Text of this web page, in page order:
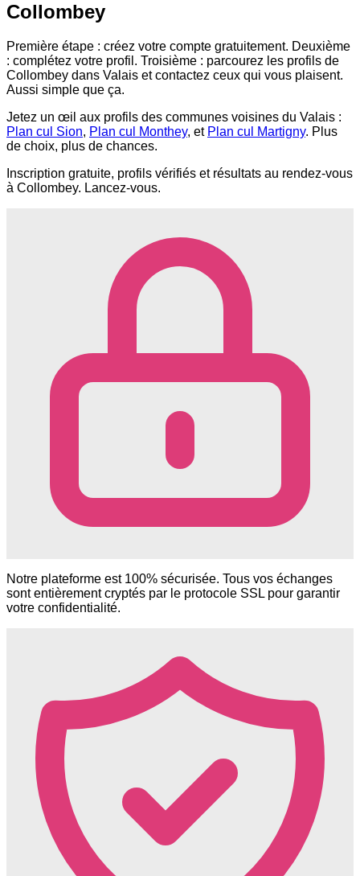
Collombey
Première étape : créez votre compte gratuitement. Deuxième
: complétez votre profil. Troisième : parcourez les profils de
Collombey dans Valais et contactez ceux qui vous plaisent.
Aussi simple que ça.
Jetez un œil aux profils des communes voisines du Valais :
Plan cul Sion, Plan cul Monthey, et Plan cul Martigny. Plus
de choix, plus de chances.
Inscription gratuite, profils vérifiés et résultats au rendez-vous
à Collombey. Lancez-vous.
Notre plateforme est 100% sécurisée. Tous vos échanges
sont entièrement cryptés par le protocole SSL pour garantir
votre confidentialité.